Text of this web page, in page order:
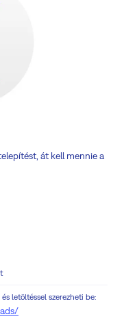
át kell mennie a
letöltéssel szerezheti be: